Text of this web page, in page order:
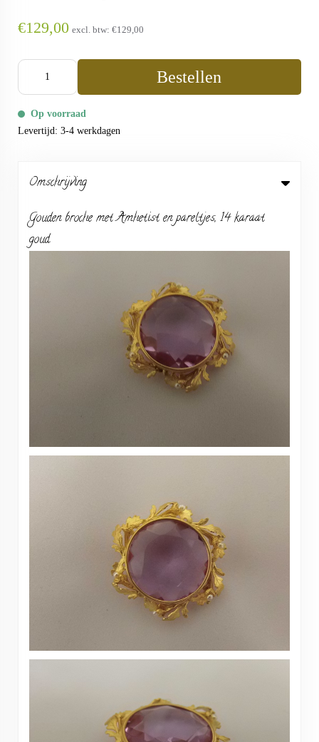
€129,00 excl. btw: €129,00
Bestellen
Op voorraad
Levertijd: 3-4 werkdagen
Omschrijving
Gouden broche met Amhetist en pareltjes, 14 karaat
goud.